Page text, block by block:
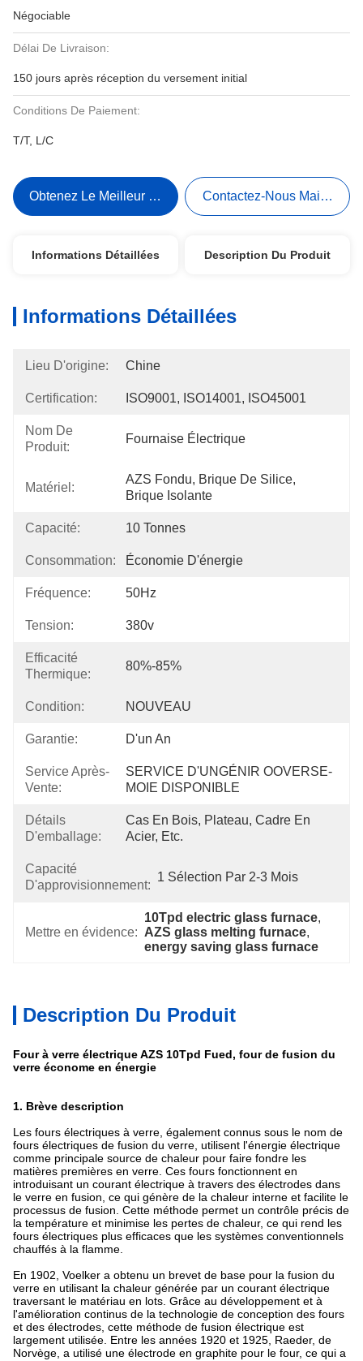
Négociable
Délai De Livraison:
150 jours après réception du versement initial
Conditions De Paiement:
T/T, L/C
Obtenez Le Meilleur Prix Contactez-Nous Maintenant
Informations Détaillées Description Du Produit
Informations Détaillées
Lieu D'origine: Chine
Certification: ISO9001, ISO14001, ISO45001
Nom De
Produit:
Fournaise Électrique
Matériel:
AZS Fondu, Brique De Silice,
Brique Isolante
Capacité: 10 Tonnes
Consommation: Économie D'énergie
Fréquence: 50Hz
Tension: 380v
Efficacité
Thermique:
80%-85%
Condition: NOUVEAU
Garantie: D'un An
Service Après-
Vente:
SERVICE D'UNGÉNIR OOVERSE-
MOIE DISPONIBLE
Détails
D'emballage:
Cas En Bois, Plateau, Cadre En
Acier, Etc.
Capacité
D'approvisionnement:
1 Sélection Par 2-3 Mois
Mettre en évidence:
10Tpd electric glass furnace,
AZS glass melting furnace,
energy saving glass furnace
Description Du Produit
Four à verre électrique AZS 10Tpd Fued, four de fusion du
verre économe en énergie
1. Brève description
Les fours électriques à verre, également connus sous le nom de
fours électriques de fusion du verre, utilisent l'énergie électrique
comme principale source de chaleur pour faire fondre les
matières premières en verre. Ces fours fonctionnent en
introduisant un courant électrique à travers des électrodes dans
le verre en fusion, ce qui génère de la chaleur interne et facilite le
processus de fusion. Cette méthode permet un contrôle précis de
la température et minimise les pertes de chaleur, ce qui rend les
fours électriques plus efficaces que les systèmes conventionnels
chauffés à la flamme.
En 1902, Voelker a obtenu un brevet de base pour la fusion du
verre en utilisant la chaleur générée par un courant électrique
traversant le matériau en lots. Grâce au développement et à
l'amélioration continus de la technologie de conception des fours
et des électrodes, cette méthode de fusion électrique est
largement utilisée. Entre les années 1920 et 1925, Raeder, de
Norvège, a utilisé une électrode en graphite pour le four, ce qui a